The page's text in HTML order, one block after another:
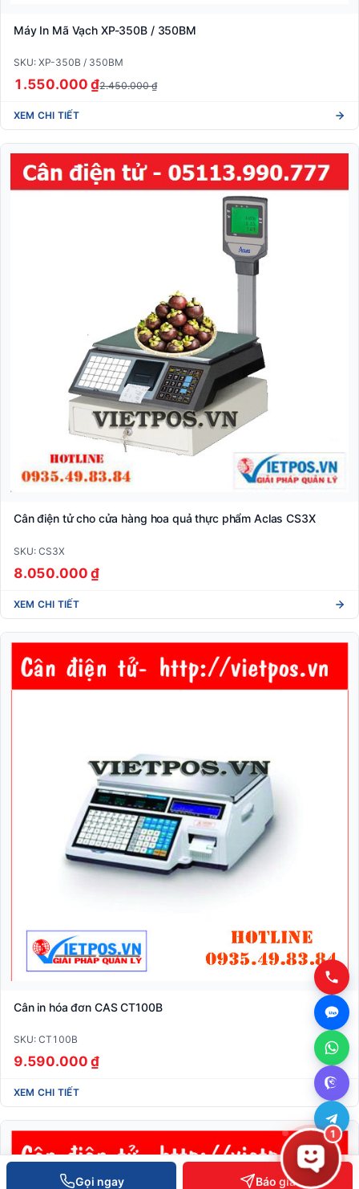
Gọi ngay Báo giá
Máy In Mã Vạch XP-350B / 350BM
SKU: XP-350B / 350BM
1.550.000 ₫2.450.000 ₫
XEM CHI TIẾT
Cân điện tử cho cửa hàng hoa quả thực phẩm Aclas CS3X
SKU: CS3X
8.050.000 ₫
XEM CHI TIẾT
Cân in hóa đơn CAS CT100B
SKU: CT100B
9.590.000 ₫
XEM CHI TIẾT
1